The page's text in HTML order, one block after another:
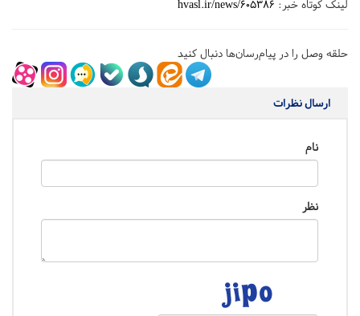
لینک کوتاه خبر: hvasl.ir/news/605386
حلقه وصل را در پیام‌رسان‌ها دنبال کنید
ارسال نظرات
نام
نظر